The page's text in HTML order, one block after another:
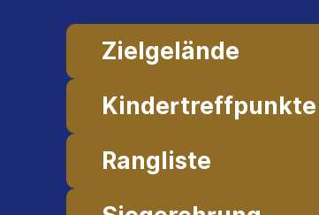
Zielgelände
Kindertreffpunkte
Rangliste